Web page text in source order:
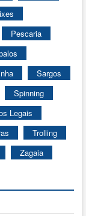
Pescaria
Sargos
Spinning
Legais
Trolling
Zagaia